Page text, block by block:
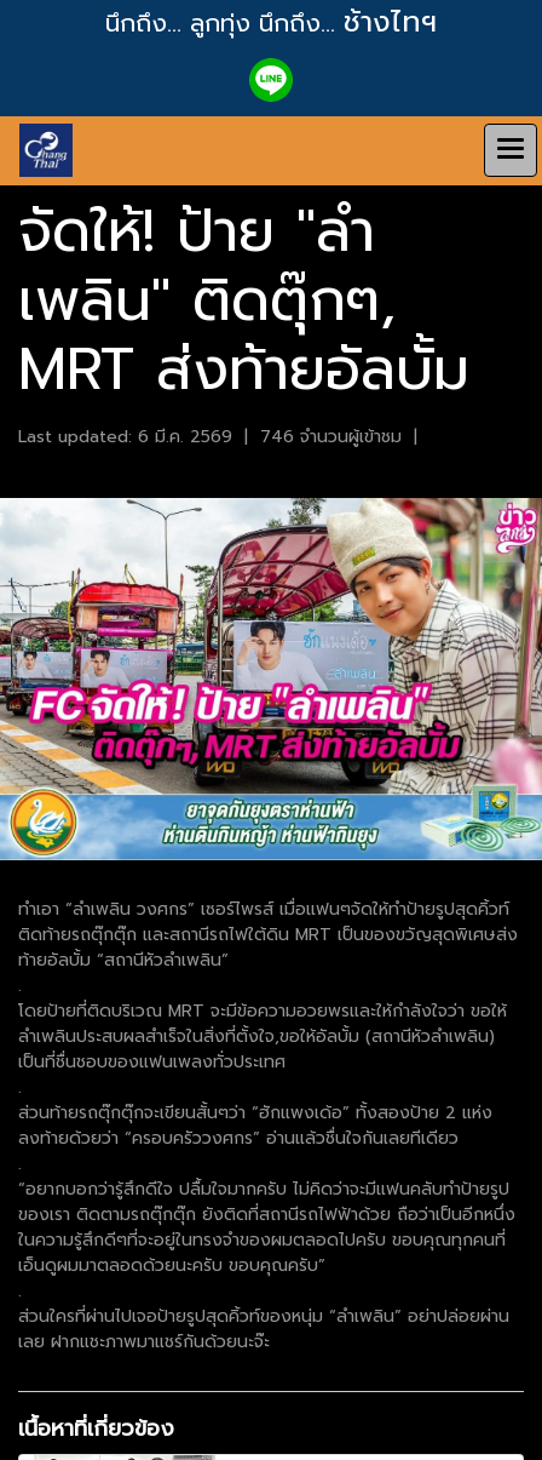
นึกถึง... ลูกทุ่ง นึกถึง... ช้างไทฯ
จัดให้! ป้าย "ลำ
เพลิน" ติดตุ๊กๆ,
MRT ส่งท้ายอัลบั้ม
Last updated: 6 มี.ค. 2569 | 746 จำนวนผู้เข้าชม |
ทำเอา “ลำเพลิน วงศกร” เซอร์ไพรส์ เมื่อแฟนๆจัดให้ทำป้ายรูปสุดคิ้วท์
ติดท้ายรถตุ๊กตุ๊ก และสถานีรถไฟใต้ดิน MRT เป็นของขวัญสุดพิเศษส่ง
ท้ายอัลบั้ม “สถานีหัวลำเพลิน”
.
โดยป้ายที่ติดบริเวณ MRT จะมีข้อความอวยพรและให้กำลังใจว่า ขอให้
ลำเพลินประสบผลสำเร็จในสิ่งที่ตั้งใจ,ขอให้อัลบั้ม (สถานีหัวลำเพลิน)
เป็นที่ชื่นชอบของแฟนเพลงทั่วประเทศ
.
ส่วนท้ายรถตุ๊กตุ๊กจะเขียนสั้นๆว่า “ฮักแพงเด้อ” ทั้งสองป้าย 2 แห่ง
ลงท้ายด้วยว่า “ครอบครัววงศกร” อ่านแล้วชื่นใจกันเลยทีเดียว
.
“อยากบอกว่ารู้สึกดีใจ ปลื้มใจมากครับ ไม่คิดว่าจะมีแฟนคลับทำป้ายรูป
ของเรา ติดตามรถตุ๊กตุ๊ก ยังติดที่สถานีรถไฟฟ้าด้วย ถือว่าเป็นอีกหนึ่ง
ในความรู้สึกดีๆที่จะอยู่ในทรงจำของผมตลอดไปครับ ขอบคุณทุกคนที่
เอ็นดูผมมาตลอดด้วยนะครับ ขอบคุณครับ”
.
ส่วนใครที่ผ่านไปเจอป้ายรูปสุดคิ้วท์ของหนุ่ม “ลำเพลิน” อย่าปล่อยผ่าน
เลย ฝากแชะภาพมาแชร์กันด้วยนะจ๊ะ
เนื้อหาที่เกี่ยวข้อง